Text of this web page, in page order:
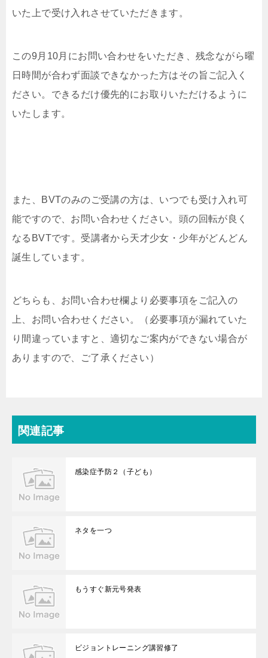
いた上で受け入れさせていただきます。
この9月10月にお問い合わせをいただき、残念ながら曜
日時間が合わず面談できなかった方はその旨ご記入く
ださい。できるだけ優先的にお取りいただけるように
いたします。
また、BVTのみのご受講の方は、いつでも受け入れ可
能ですので、お問い合わせください。頭の回転が良く
なるBVTです。受講者から天才少女・少年がどんどん
誕生しています。
どちらも、お問い合わせ欄より必要事項をご記入の
上、お問い合わせください。（必要事項が漏れていた
り間違っていますと、適切なご案内ができない場合が
ありますので、ご了承ください）
関連記事
感染症予防２（子ども）
ネタを一つ
もうすぐ新元号発表
ビジョントレーニング講習修了